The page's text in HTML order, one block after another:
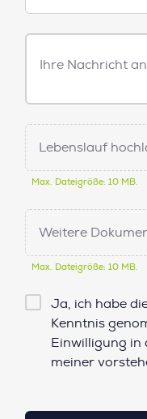
Freitext
Nachricht
Lebenslauf
Max. Dateigröße: 10 MB.
Weitere
Max. Dateigröße: 10 MB.
Checkbox
Datenschutz*
Ja, ich habe
Kenntnis
Einwilligung in
meiner